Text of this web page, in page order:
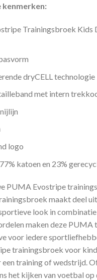
kenmerken:
Trainingsbroek Kids
dryCELL technologie
met intern
logo
katoen en 23%
PUMA Evostripe
maakt deel
look in
maken deze PUMA
voor iedere
trainingsbroek voor
training of wedstrijd.
het kijken van voetbal op